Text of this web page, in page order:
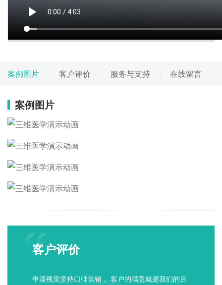
案例图片 客户评价 服务与支持 在线留言
案例图片
客户评价
申漫视觉坚持口碑营销， 客户的满意就是我们的目